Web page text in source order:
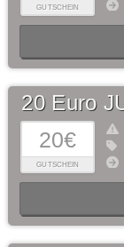
GUTSCHEIN
20€
GUTSCHEIN
20 Euro